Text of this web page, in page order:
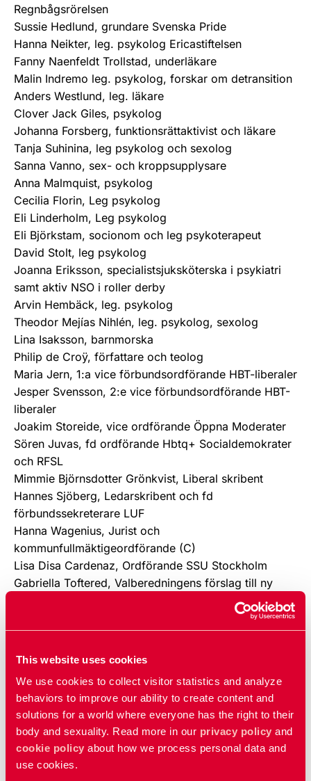
This website uses cookies
We use cookies to collect visitor statistics and analyze
behaviors to improve our ability to create content and
solutions for a world where everyone has the right to their
body and sexuality. Read more in our privacy policy and
cookie policy about how we process personal data and
use cookies.
Regnbågsrörelsen
Sussie Hedlund, grundare Svenska Pride
Hanna Neikter, leg. psykolog Ericastiftelsen
Fanny Naenfeldt Trollstad, underläkare
Malin Indremo leg. psykolog, forskar om detransition
Anders Westlund, leg. läkare
Clover Jack Giles, psykolog
Johanna Forsberg, funktionsrättaktivist och läkare
Tanja Suhinina, leg psykolog och sexolog
Sanna Vanno, sex- och kroppsupplysare
Anna Malmquist, psykolog
Cecilia Florin, Leg psykolog
Eli Linderholm, Leg psykolog
Eli Björkstam, socionom och leg psykoterapeut
David Stolt, leg psykolog
Joanna Eriksson, specialistsjuksköterska i psykiatri
samt aktiv NSO i roller derby
Arvin Hembäck, leg. psykolog
Theodor Mejías Nihlén, leg. psykolog, sexolog
Lina Isaksson, barnmorska
Philip de Croÿ, författare och teolog
Maria Jern, 1:a vice förbundsordförande HBT-liberaler
Jesper Svensson, 2:e vice förbundsordförande HBT-
liberaler
Joakim Storeide, vice ordförande Öppna Moderater
Sören Juvas, fd ordförande Hbtq+ Socialdemokrater
och RFSL
Mimmie Björnsdotter Grönkvist, Liberal skribent
Hannes Sjöberg, Ledarskribent och fd
förbundssekreterare LUF
Hanna Wagenius, Jurist och
kommunfullmäktigeordförande (C)
Lisa Disa Cardenaz, Ordförande SSU Stockholm
Gabriella Toftered, Valberedningens förslag till ny
Fabian Lidbaum, hbtqi-politisk talesperson Grön
Ungdom
Ingwar Eklund, Ordförande Liberalerna Nacka, Vice
Mia Mulder, kommunalråd och youtuber
Oskar Leinonen, Ledamot SSUs förbundsstyrelse
Hannah Bergstedt, fd riksdagsledamot (S)
Klas Corbelius, Författare och VU-ledamot
Socialdemokrater för tro och solidaritet